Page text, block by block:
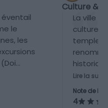
le
les
forte
Culture &
La ville
temples,
trouve
des
l’histoire
Lire la suite
Note de la
4